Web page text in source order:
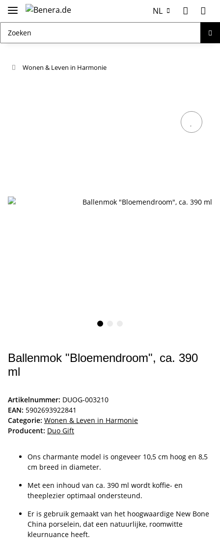
NL
Wonen & Leven in Harmonie
Ballenmok "Bloemendroom", ca. 390
ml
Artikelnummer: DUOG-003210
EAN: 5902693922841
Categorie: Wonen & Leven in Harmonie
Producent: Duo Gift
Ons charmante model is ongeveer 10,5 cm hoog en 8,5
cm breed in diameter.
Met een inhoud van ca. 390 ml wordt koffie- en
theeplezier optimaal ondersteund.
Er is gebruik gemaakt van het hoogwaardige New Bone
China porselein, dat een natuurlijke, roomwitte
kleurnuance heeft.